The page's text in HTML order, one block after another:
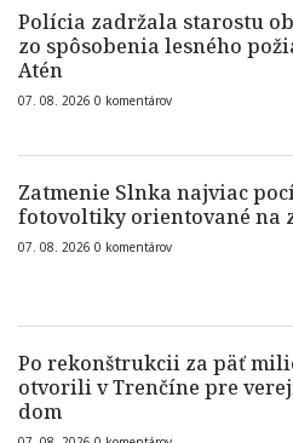
Polícia zadržala starostu
zo spôsobenia lesného
Atén
07. 08. 2026 0 komentárov
Zatmenie Slnka najviac
fotovoltiky orientované na
07. 08. 2026 0 komentárov
Po rekonštrukcii za päť
otvorili v Trenčíne pre
dom